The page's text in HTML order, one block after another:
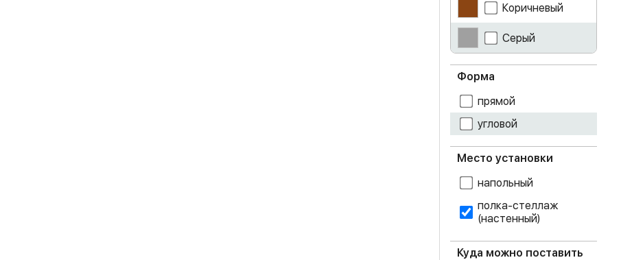
камень
лоредо
серый
ясень светлый
ясень темный
Коричневый
Серый
Форма
прямой
угловой
Место установки
напольный
полка-стеллаж
(настенный)
Куда можно поставить